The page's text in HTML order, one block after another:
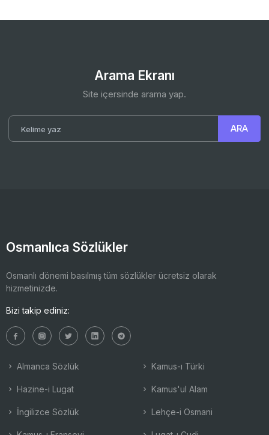
Arama Ekranı
Site içersinde arama yap.
Osmanlıca Sözlükler
Osmanlı dönemi basılmış tüm sözlükler ücretsiz olarak
hizmetinizde.
Bizi takip ediniz:
Almanca Sözlük
Hazine-i Lugat
İngilizce Sözlük
Kamus-ı Türki
Kamus'ul Alam
Lehçe-i Osmani